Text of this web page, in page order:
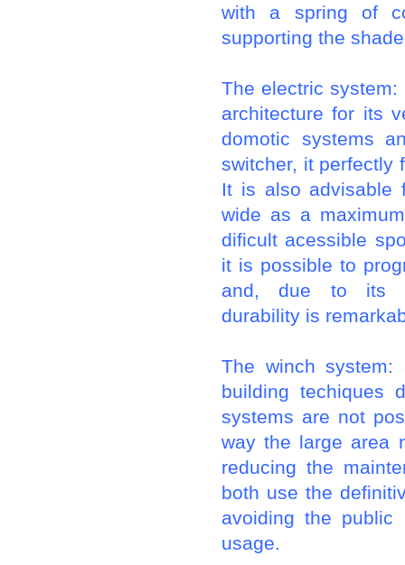
with a spring of
supporting the
The electric
architecture for its
domotic systems
switcher, it perfectly
It is also advisable
wide as a
dificult acessible
it is possible to
and, due to its
durability is
The winch
building techiques
systems are not
way the large area
reducing the
both use the
avoiding the public
usage.